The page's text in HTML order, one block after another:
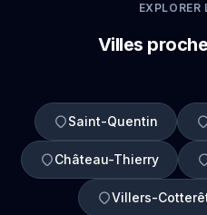
EXPLORER
Villes
Saint-Quentin
Château-Thierry
Villers-